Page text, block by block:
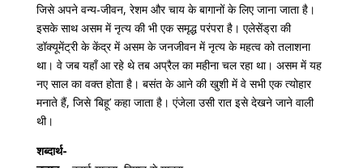
जिसे अपने वन्य-जीवन, रेशम और चाय के बागानों के लिए जाना जाता है।
इसके साथ असम में नृत्य की भी एक समृद्ध परंपरा है। एलेसेंड्रा की
डॉक्यूमेंट्री के केंद्र में असम के जनजीवन में नृत्य के महत्व को तलाशना
था। वे जब यहाँ आ रहे थे तब अप्रैल का महीना चल रहा था। असम में यह
नए साल का वक्त होता है। बसंत के आने की खुशी में वे सभी एक त्योहार
मनाते हैं, जिसे ‘बिहू’ कहा जाता है। एंजेला उसी रात इसे देखने जाने वाली
थी।
शब्दार्थ-